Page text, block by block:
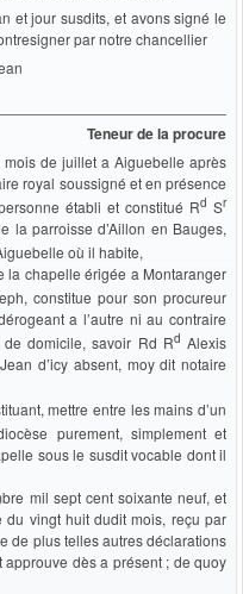
et jour susdits, et avons signé le
par notre chancellier
Teneur de la procure
mois de juillet a Aiguebelle après
royal soussigné et en présence
établi et constitué Rd Sr
la parroisse d’Aillon en Bauges,
où il habite,
la chapelle érigée a Montaranger
constitue pour son procureur
a l’autre ni au contraire
domicile, savoir Rd Rd Alexis
d’icy absent, moy dit notaire
mettre entre les mains d’un
purement, simplement et
sous le susdit vocable dont il
mil sept cent soixante neuf, et
vingt huit dudit mois, reçu par
de plus telles autres déclarations
dès a présent ; de quoy